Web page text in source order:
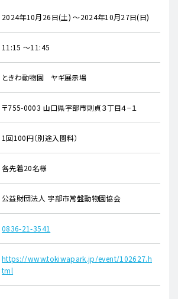
2024年10月26日(土) ～2024年10月27日(日)
11:15 ～11:45
ときわ動物園 ヤギ展示場
〒755-0003 山口県宇部市則貞３丁目４−１
1回100円（別途入園料）
各先着20名様
公益財団法人 宇部市常盤動物園協会
0836-21-3541
https://www.tokiwapark.jp/event/102627.h
tml